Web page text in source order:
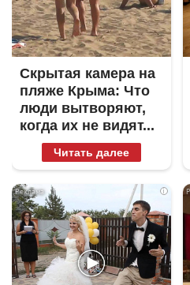
Скрытая камера на
пляже Крыма: Что
люди вытворяют,
когда их не видят...
Читать далее
i